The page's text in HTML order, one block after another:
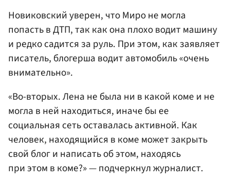
Новиковский уверен, что Миро не могла
попасть в ДТП, так как она плохо водит машину
и редко садится за руль. При этом, как заявляет
писатель, блогерша водит автомобиль «очень
внимательно».
«Во-вторых. Лена не была ни в какой коме и не
могла в ней находиться, иначе бы ее
социальная сеть оставалась активной. Как
человек, находящийся в коме может закрыть
свой блог и написать об этом, находясь
при этом в коме?» — подчеркнул журналист.